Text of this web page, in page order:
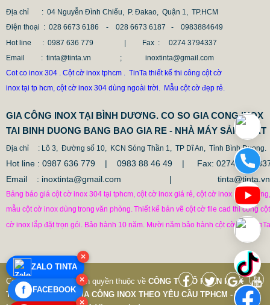
×
ZALO TINTA
×
f FACEBOOK
×
1.682.500 VNĐ
Mẫu: COT CHONG VA DAP INOX
Địa chỉ
: 04 Nguyễn Đình Chiểu, P. Đakao, Quận 1, TP.HCM
Điện thoại : 028 6673 6186 - 028 6673 6187 -
0983884649
Hot line
: 0987 636 779 | Fax :
0274 3794337
Email
: tinta@tinta.vn ; inoxtinta@gmail.com
Cot co inox 304 . Cột cờ inox tphcm . TinTa thiết kế thi công cột cờ
inox tại tp hcm, cột cờ inox 304 dùng ngoài trời. Mẫu cột cờ đẹp rẻ.
GIA CÔNG INOX TẠI BÌNH DƯƠNG. CO SO GIA CONG INOX
TAI BINH DUONG BANG BAO GIA RE - NHÀ MÁY SẢN XUẤT
Địa chỉ : Lô 3, Đường số 10, KCN Sóng Thần 1, TP Dĩ An, Tỉnh Bình Duong.
Hot line : 0987 636 779 | 0983 88 46 49 |
Fax:
Email : inoxtinta@gmail.com | tinta@tinta.vn
Bảng báo giá cột cờ inox 304 tại tphcm, cột cờ inox giá rẻ, cột cờ inox văn phòng,
mẫu cột cờ inox dùng trong văn phòng.Thiết kế bản vẽ cột cờ file cad thi công cột
cờ inox lắp đặt trọn gói. Bảo hành 10 năm. Mười năm bảo hành cột cờ inox
Copyright © 7-2019 Bản quyền thuộc về CÔNG TY CỔ PHẦN INOX
TINTA VIỆT NAM|GIA CÔNG INOX THEO YÊU CẦU TPHCM - Thiết